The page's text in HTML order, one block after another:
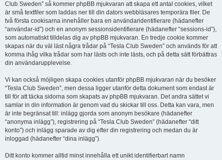
Club Sweden” så kommer phpBB mjukvaran att skapa ett antal cookies, vilket
är små textfiler som laddas ner till din dators webbläsares temporära filer. De
två första cookisarna innehåller bara en användaridentifierare (hädanefter
“användar-id”) och en anonym sessionsidentifierare (hädanefter “sessions-id”),
som automatiskt tilldelas dig av phpBB mjukvaran. En tredje cookie kommer
skapas när du väl läst några trådar på “Tesla Club Sweden” och används för att
komma ihåg vilka trådar som har lästs och inte lästs, och på detta sätt förbättras
din användarupplevelse.
Vi kan också möjligen skapa cookies utanför phpBB mjukvaran när du besöker
“Tesla Club Sweden”, men dessa ligger utanför detta dokument som endast är
till för att täcka sidorna som skapats av phpBB mjukvaran. Det andra sättet vi
samlar in din information är genom vad du skickar till oss. Detta kan vara, men
är inte begränsat till: inlägg gjorda som anonym besökare (hädanefter
“anonyma inlägg”), registrering på “Tesla Club Sweden” (hädanefter “ditt
konto”) och inlägg sparade av dig efter din registrering och medan du är
inloggad (hädanefter “dina inlägg”).
Ditt konto kommer alltid minst innehålla ett unikt identifierbart namn